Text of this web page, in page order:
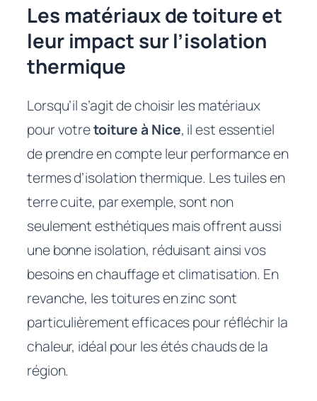
Les matériaux de toiture et
leur impact sur l’isolation
thermique
Lorsqu’il s’agit de choisir les matériaux
pour votretoiture à Nice, il est essentiel
de prendre en compte leur performance en
termes d’isolation thermique. Les tuiles en
terre cuite, par exemple, sont non
seulement esthétiques mais offrent aussi
une bonne isolation, réduisant ainsi vos
besoins en chauffage et climatisation. En
revanche, les toitures en zinc sont
particulièrement efficaces pour réfléchir la
chaleur, idéal pour les étés chauds de la
région.